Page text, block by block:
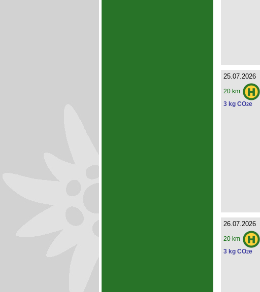
25.07.2026
20 km
3 kg CO2e
26.07.2026
20 km
3 kg CO2e